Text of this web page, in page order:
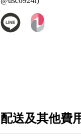
配送及其他費